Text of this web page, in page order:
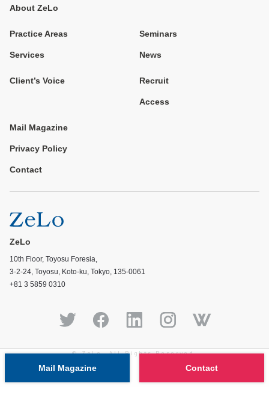
About ZeLo
Practice Areas
Services
Seminars
News
Client’s Voice Recruit
Access
Mail Magazine
Privacy Policy
Contact
ZeLo
10th Floor, Toyosu Foresia,
3-2-24, Toyosu, Koto-ku, Tokyo, 135-0061
+81 3 5859 0310
© ZeLo, All Rights Reserved.
Mail Magazine
Contact